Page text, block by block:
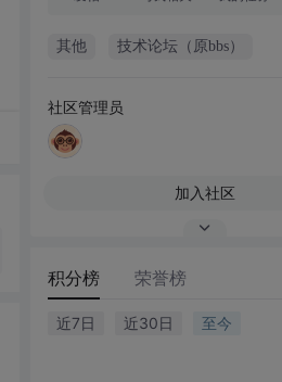
其他 技术论坛（原bbs）
社区管理员
加入社区
积分榜 荣誉榜
近7日 近30日 至今